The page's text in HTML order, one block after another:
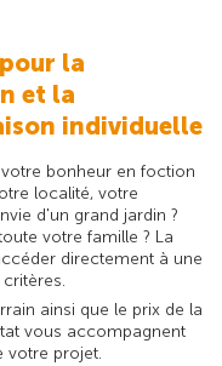
la
et la
individuelle
bonheur en foction
localité, votre
d'un grand jardin ?
votre famille ? La
directement à une
ainsi que le prix de la
vous accompagnent
votre projet.